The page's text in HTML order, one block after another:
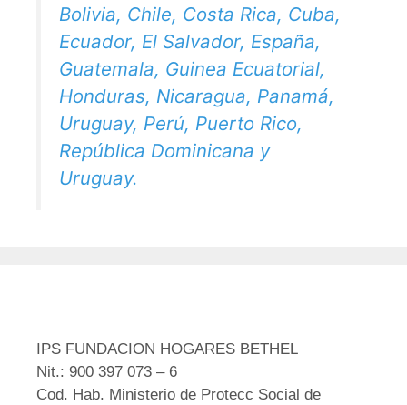
Bolivia, Chile, Costa Rica, Cuba,
Ecuador, El Salvador, España,
Guatemala, Guinea Ecuatorial,
Honduras, Nicaragua, Panamá,
Uruguay, Perú, Puerto Rico,
República Dominicana y
Uruguay.
IPS FUNDACION HOGARES BETHEL
Nit.: 900 397 073 – 6
Cod. Hab. Ministerio de Protecc Social de